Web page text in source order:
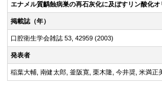
エナメル質齲蝕病巣の再石灰化に及ぼすリン酸化
掲載誌（年）
口腔衛生学会雑誌 53, 42959 (2003)
発表者
稲葉大輔, 南健太郎, 釜阪寛, 栗木隆, 今井奨, 米満正